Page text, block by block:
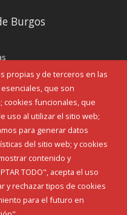
propias y de terceros en las
que son
cookies funcionales, que
uso al utilizar el sitio web;
para generar datos
del sitio web; y cookies
contenido y
TODO", acepta el uso
y rechazar tipos de cookies
para el futuro en
Burgos
interés